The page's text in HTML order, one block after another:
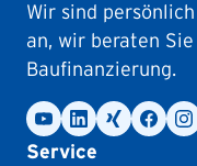
Wir sind
an, wir beraten
Baufinanzierung.
Service